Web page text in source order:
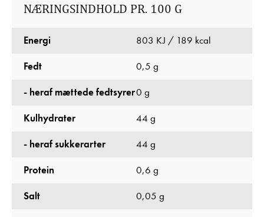
NÆRINGSINDHOLD PR. 100 G
Energi 803 KJ / 189 kcal
Fedt 0,5 g
- heraf mættede fedtsyrer0 g
Kulhydrater 44 g
- heraf sukkerarter 44 g
Protein 0,6 g
Salt 0,05 g